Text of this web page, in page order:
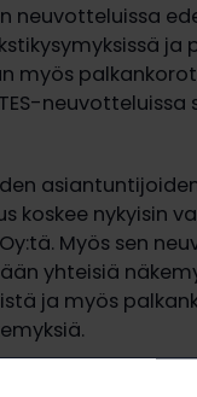
neuvotteluissa
ja
myös
neuvotteluissa
koskee nykyisin
Myös sen
yhteisiä
ja myös